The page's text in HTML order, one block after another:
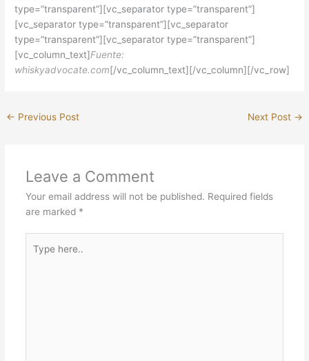
type=”transparent”][vc_separator type=”transparent”]
[vc_separator type=”transparent”][vc_separator
type=”transparent”][vc_separator type=”transparent”]
[vc_column_text]Fuente:
whiskyadvocate.com[/vc_column_text][/vc_column][/vc_row]
← Previous Post Next Post →
Leave a Comment
Your email address will not be published. Required fields
are marked *
here..